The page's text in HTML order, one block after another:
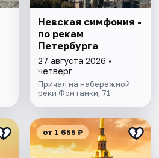
Невская симфония -
по рекам
Петербурга
27 августа 2026 •
четверг
Причал на набережной
реки Фонтанки, 71
от 1 655 ₽